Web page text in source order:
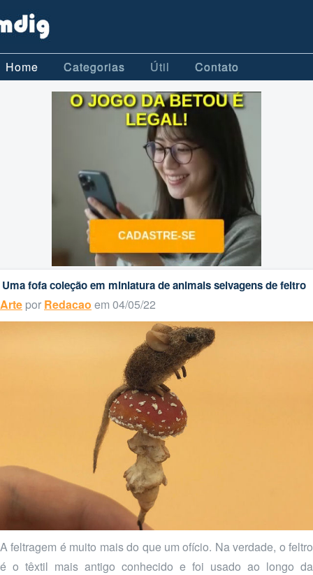
Home Categorias Útil Contato
Uma fofa coleção em miniatura de animais selvagens de feltro
Arte por Redacao em 04/05/22
A feltragem é muito mais do que um ofício. Na verdade, o feltro
é o têxtil mais antigo conhecido e foi usado ao longo da